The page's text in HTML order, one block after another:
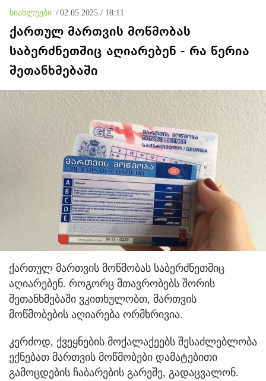
სიახლეები / 02.05.2025 / 18:11
ქართულ მართვის მოწმობას
საბერძნეთშიც აღიარებენ - რა წერია
შეთანხმებაში
ქართულ მართვის მოწმობას საბერძნეთშიც
აღიარებენ. როგორც მთავრობებს შორის
შეთანხმებაში ვკითხულობთ, მართვის
მოწმობების აღიარება ორმხრივია.
კერძოდ, ქვეყნების მოქალაქეებს შესაძლებლობა
ექნებათ მართვის მოწმობები დამატებითი
გამოცდების ჩაბარების გარეშე, გადაცვალონ.